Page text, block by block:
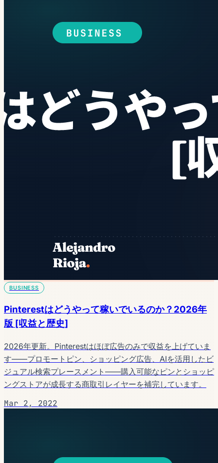
BUSINESS
Pinterestはどうやって稼いでいるのか？2026年
版 [収益と歴史]
2026年更新。Pinterestはほぼ広告のみで収益を上げていま
す——プロモートピン、ショッピング広告、AIを活用したビ
ジュアル検索プレースメント——購入可能なピンとショッピ
ングストアが成長する商取引レイヤーを補完しています。
Mar 2, 2022